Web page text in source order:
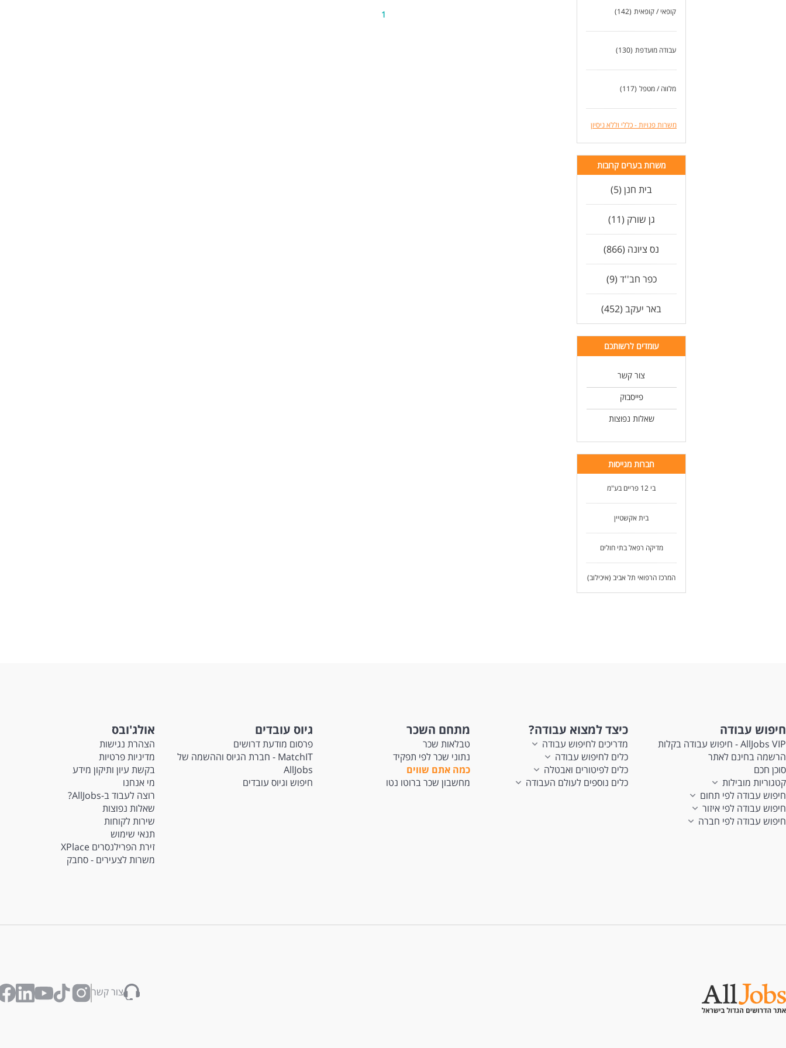
קופאי / קופאית (142)
עבודה מועדפת (130)
מלווה / מטפל (117)
משרות פנויות - כללי וללא ניסיון
משרות בערים קרובות
בית חנן (5)
גן שורק (11)
נס ציונה (866)
כפר חב''ד (9)
באר יעקב (452)
עומדים לרשותכם
צור קשר
פייסבוק
שאלות נפוצות
חברות מגייסות
בי 12 פריים בע"מ
בית אקשטיין
מדיקה רפאל בתי חולים
המרכז הרפואי תל אביב (איכילוב)
1
חיפוש עבודה
AllJobs VIP - חיפוש עבודה בקלות
הרשמה בחינם לאתר
סוכן חכם
קטגוריות מובילות
חיפוש עבודה לפי תחום
חיפוש עבודה לפי איזור
חיפוש עבודה לפי חברה
כיצד למצוא עבודה?
מדריכים לחיפוש עבודה
כלים לחיפוש עבודה
כלים לפיטורים ואבטלה
כלים נוספים לעולם העבודה
מתחם השכר
טבלאות שכר
נתוני שכר לפי תפקיד
כמה אתם שווים
מחשבון שכר ברוטו נטו
גיוס עובדים
פרסום מודעת דרושים
MatchIT - חברת הגיוס וההשמה של
AllJobs
חיפוש וגיוס עובדים
אולג'ובס
הצהרת נגישות
מדיניות פרטיות
בקשת עיון ותיקון מידע
מי אנחנו
רוצה לעבוד ב-AllJobs?
שאלות נפוצות
שירות לקוחות
תנאי שימוש
זירת הפרילנסרים XPlace
משרות לצעירים - סחבק
צור קשר